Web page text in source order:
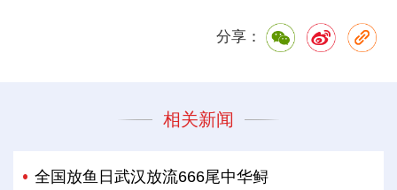
分享：
相关新闻
全国放鱼日武汉放流666尾中华鲟